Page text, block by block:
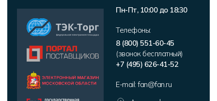
Пн-Пт, 10:00 до 18:30
Телефоны:
8 (800) 551-60-45
(звонок бесплатный)
+7 (495) 626-41-52
E-mail: fan@fan.ru